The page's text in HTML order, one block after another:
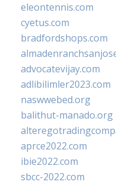
eleontennis.com
cyetus.com
bradfordshops.com
advocatevijay.com
adlibilimler2023.com
naswwebed.org
balithut-manado.org
aprce2022.com
ibie2022.com
sbcc-2022.com